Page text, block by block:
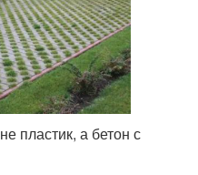
пластик, а бетон с